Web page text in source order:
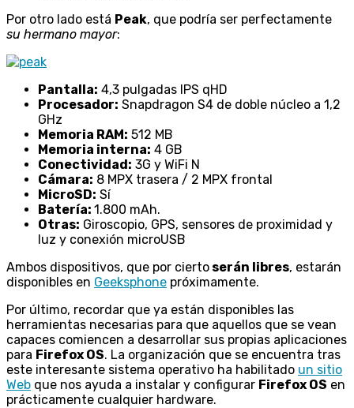
Por otro lado está Peak, que podría ser perfectamente
su hermano mayor:
Pantalla: 4,3 pulgadas IPS qHD
Procesador: Snapdragon S4 de doble núcleo a 1,2
GHz
Memoria RAM: 512 MB
Memoria interna: 4 GB
Conectividad: 3G y WiFi N
Cámara: 8 MPX trasera / 2 MPX frontal
MicroSD: Sí
Batería: 1.800 mAh.
Otras: Giroscopio, GPS, sensores de proximidad y
luz y conexión microUSB
Ambos dispositivos, que por cierto serán libres, estarán
disponibles en Geeksphone próximamente.
Por último, recordar que ya están disponibles las
herramientas necesarias para que aquellos que se vean
capaces comiencen a desarrollar sus propias aplicaciones
para Firefox OS. La organización que se encuentra tras
este interesante sistema operativo ha habilitado un sitio
Web que nos ayuda a instalar y configurar Firefox OS en
prácticamente cualquier hardware.